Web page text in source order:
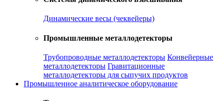
Динамические весы (чеквейеры)
Промышленные металлодетекторы
Трубопроводные металлодетекторы Конвейерные
металлодетекторы Гравитационные
металлодетекторы для сыпучих продуктов
Промышленное аналитическое оборудование